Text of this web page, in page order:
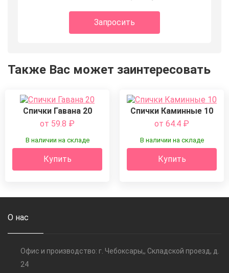
Запросить
Также Вас может заинтересовать
Спички Гавана 20
от 59.8 ₽
В наличии на складе
Купить
Спички Каминные 10
от 64.4 ₽
В наличии на складе
Купить
О нас
Офис и производство: г. Чебоксары,, Складской проезд, д.
24